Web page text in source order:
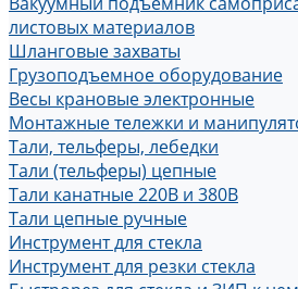
листовых материалов
Шланговые захваты
Грузоподъемное оборудование
Весы крановые электронные
Монтажные тележки и
Тали, тельферы, лебедки
Тали (тельферы) цепные
Тали канатные 220В и 380В
Тали цепные ручные
Инструмент для стекла
Инструмент для резки стекла